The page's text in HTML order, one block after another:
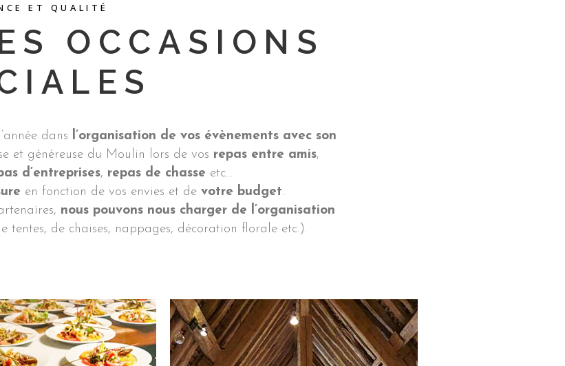
ET QUALITÉ
OCCASIONS
dans l’organisation de vos évènements avec son
et généreuse du Moulin lors de vos repas entre amis,
d’entreprises, repas de chasse etc…
en fonction de vos envies et de votre budget.
nous pouvons nous charger de l’organisation
tentes, de chaises, nappages, décoration florale etc.).